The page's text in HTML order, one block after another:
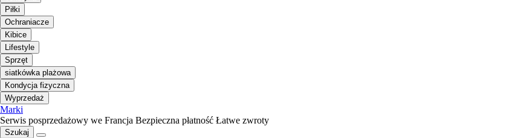
Piłki
Ochraniacze
Kibice
Lifestyle
Sprzęt
siatkówka plażowa
Kondycja fizyczna
Wyprzedaż
Marki
Serwis posprzedażowy we Francja Bezpieczna płatność Łatwe zwroty
Szukaj